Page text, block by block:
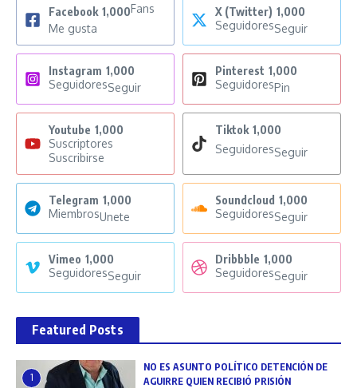
Facebook 1,000Fans
Me gusta
X (Twitter) 1,000
SeguidoresSeguir
Instagram 1,000
SeguidoresSeguir
Pinterest 1,000
SeguidoresPin
Youtube 1,000
Suscriptores
Suscribirse
Tiktok 1,000
SeguidoresSeguir
Telegram 1,000
MiembrosUnete
Soundcloud 1,000
SeguidoresSeguir
Vimeo 1,000
SeguidoresSeguir
Dribbble 1,000
SeguidoresSeguir
Featured Posts
1
NO ES ASUNTO POLÍTICO DETENCIÓN DE
AGUIRRE QUIEN RECIBIÓ PRISIÓN